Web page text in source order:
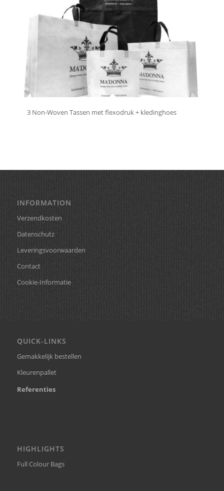
3 Non-Woven Tassen met flexodruk + kledinghoes
INFORMATION
Verzendkosten
Datenschutz
Leveringsvoorwaarden
Contact
Cookie-Informatie
QUICK-LINKS
Gemakkelijk bestellen
Kleurenpallet
Referenties
HIGHLIGHTS
Full Colour Bags